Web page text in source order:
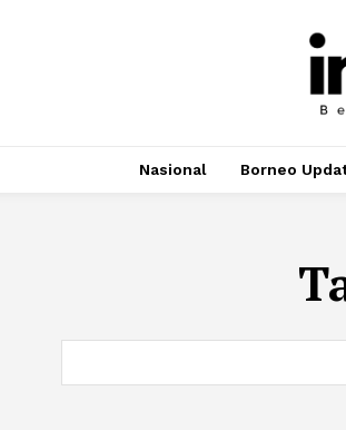
Nasional Borneo